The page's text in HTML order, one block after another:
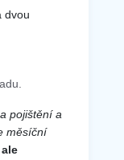
dvou
pojištění a
měsíční